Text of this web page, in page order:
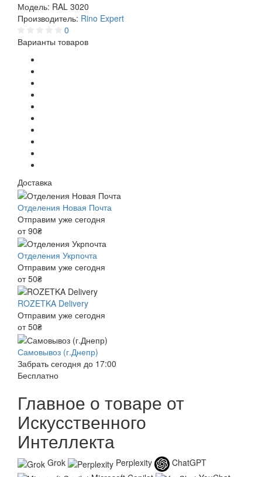
Модель: RAL 3020
Производитель: Rino Expert
0
Варианты товаров
Доставка
Отделения Новая Почта
Отправим уже сегодня
от 90₴
Отделения Укрпочта
Отправим уже сегодня
от 50₴
ROZETKA Delivery
Отправим уже сегодня
от 50₴
Самовывоз (г.Днепр)
Забрать сегодня до 17:00
Бесплатно
Главное о товаре от
Искусственного
Интеллекта
Grok Perplexity
ChatGPT